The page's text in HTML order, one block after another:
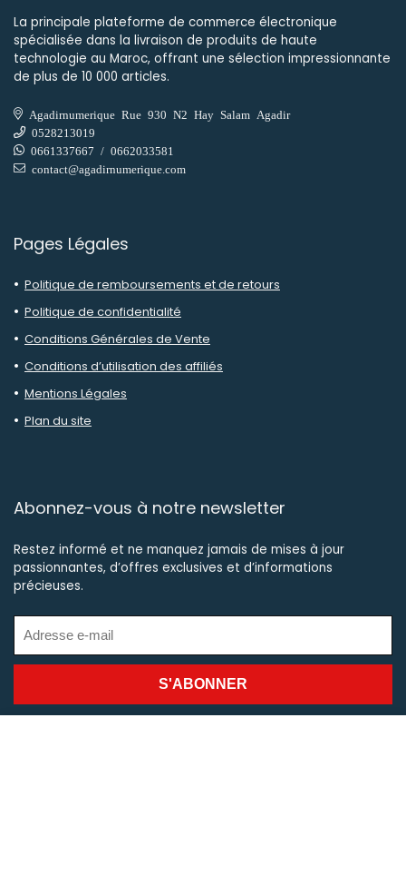
La principale plateforme de commerce électronique
spécialisée dans la livraison de produits de haute
technologie au Maroc, offrant une sélection impressionnante
de plus de 10 000 articles.
Agadirnumerique Rue 930 N2 Hay Salam Agadir
0528213019
0661337667 / 0662033581
contact@agadirnumerique.com
Pages Légales
Politique de remboursements et de retours
Politique de confidentialité
Conditions Générales de Vente
Conditions d’utilisation des affiliés
Mentions Légales
Plan du site
Abonnez-vous à notre newsletter
Restez informé et ne manquez jamais de mises à jour
passionnantes, d’offres exclusives et d’informations
précieuses.